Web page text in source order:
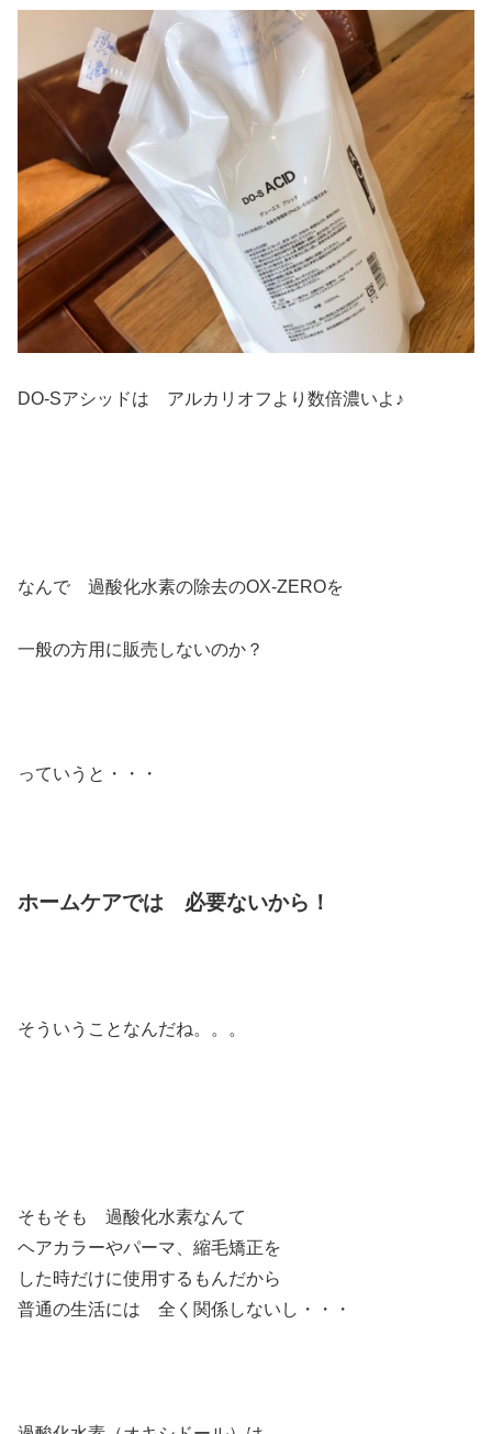
DO-Sアシッドは アルカリオフより数倍濃いよ♪
なんで 過酸化水素の除去のOX-ZEROを
一般の方用に販売しないのか？
っていうと・・・
ホームケアでは 必要ないから！
そういうことなんだね。。。
そもそも 過酸化水素なんて
ヘアカラーやパーマ、縮毛矯正を
した時だけに使用するもんだから
普通の生活には 全く関係しないし・・・